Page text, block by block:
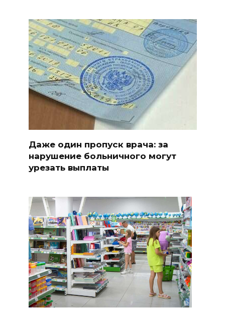
Даже один пропуск врача: за
нарушение больничного могут
урезать выплаты